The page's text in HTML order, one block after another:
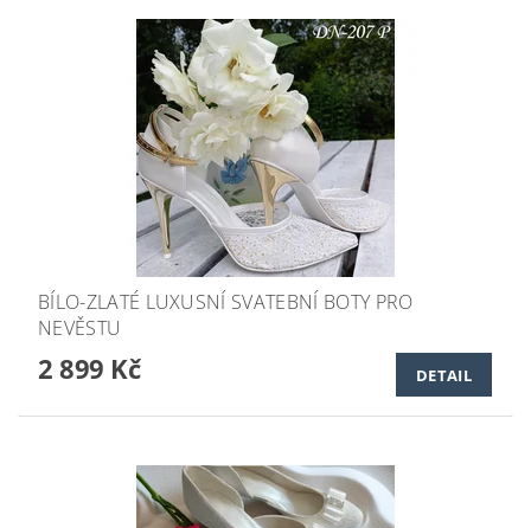
BÍLO-ZLATÉ LUXUSNÍ SVATEBNÍ BOTY PRO
NEVĚSTU
2 899 Kč DETAIL